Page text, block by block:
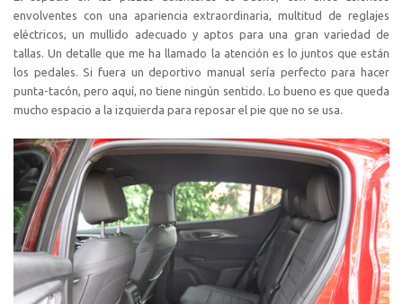
envolventes con una apariencia extraordinaria, multitud de reglajes
eléctricos, un mullido adecuado y aptos para una gran variedad de
tallas. Un detalle que me ha llamado la atención es lo juntos que están
los pedales. Si fuera un deportivo manual sería perfecto para hacer
punta-tacón, pero aquí, no tiene ningún sentido. Lo bueno es que queda
mucho espacio a la izquierda para reposar el pie que no se usa.